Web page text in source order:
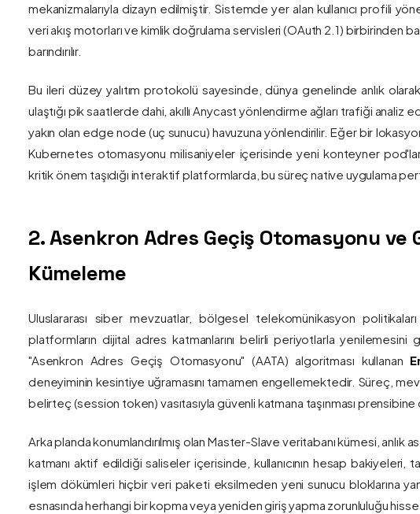
mekanizmalarıyla dizayn edilmiştir. Sistemde yer alan kullanıcı profili
veri akış motorları ve kimlik doğrulama servisleri (OAuth 2.1) birbirinden
barındırılır.
Bu ileri düzey yalıtım protokolü sayesinde, dünya genelinde anlık
ulaştığı pik saatlerde dahi, akıllı Anycast yönlendirme ağları trafiği analiz
yakın olan edge node (uç sunucu) havuzuna yönlendirilir. Eğer bir
Kubernetes otomasyonu milisaniyeler içerisinde yeni konteyner
kritik önem taşıdığı interaktif platformlarda, bu süreç native uygulama
2. Asenkron Adres Geçiş Otomasyonu ve
Kümeleme
Uluslararası siber mevzuatlar, bölgesel telekomünikasyon
platformların dijital adres katmanlarını belirli periyotlarla
"Asenkron Adres Geçiş Otomasyonu" (AATA) algoritması kullanan
deneyiminin kesintiye uğramasını tamamen engellemektedir. Süreç,
belirteç (session token) vasıtasıyla güvenli katmana taşınması prensibine
Arka planda konumlandırılmış olan Master-Slave veritabanı kümesi, anlık
katmanı aktif edildiği saliseler içerisinde, kullanıcının hesap bakiyeleri,
işlem dökümleri hiçbir veri paketi eksilmeden yeni sunucu bloklarına
esnasında herhangi bir kopma veya yeniden giriş yapma zorunluluğu